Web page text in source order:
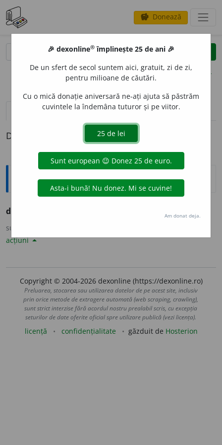
savings Donează
clear
opțiuni
definiții (1) pronunțievolume_up (21)
Definiția cu ID-ul 790793:
Explicative DEX
dramaturgie
sursa:
acțiuni
Copyright © 2004-2026 dexonline (https://dexonline.ro)
Preluarea, stocarea sau utilizarea datelor de pe acest site, inclusiv
prin orice metode de extragere automată (web scraping, crawling),
sunt strict interzise fără acordul nostru prealabil scris, cu excepția
seturilor de date oferite oficial spre utilizare publică (vezi licența).
licență confidențialitate găzduit de Hosterion
🎉 dexonline® împlinește 25 de ani 🎉
De un sfert de secol suntem aici, gratuit, zi de zi,
pentru milioane de căutări.
Cu o mică donație aniversară ne-ați ajuta să păstrăm
cuvintele la îndemâna tuturor și pe viitor.
Am donat deja.